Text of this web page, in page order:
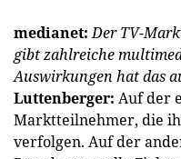
medianet:Der TV-
gibt zahlreiche
Auswirkungen hat das
Luttenberger: Auf der
Marktteilnehmer, die
verfolgen. Auf der